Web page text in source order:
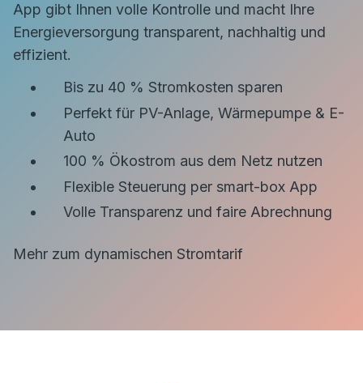
App gibt Ihnen volle Kontrolle und macht Ihre
Energieversorgung transparent, nachhaltig und
effizient.
Bis zu 40 % Stromkosten sparen
Perfekt für PV-Anlage, Wärmepumpe & E-
Auto
100 % Ökostrom aus dem Netz nutzen
Flexible Steuerung per smart-box App
Volle Transparenz und faire Abrechnung
Mehr zum dynamischen Stromtarif